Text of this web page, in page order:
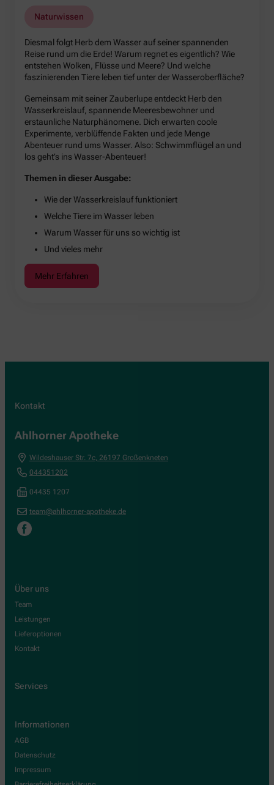
Naturwissen
Diesmal folgt Herb dem Wasser auf seiner spannenden
Reise rund um die Erde! Warum regnet es eigentlich? Wie
entstehen Wolken, Flüsse und Meere? Und welche
faszinierenden Tiere leben tief unter der Wasseroberfläche?
Gemeinsam mit seiner Zauberlupe entdeckt Herb den
Wasserkreislauf, spannende Meeresbewohner und
erstaunliche Naturphänomene. Dich erwarten coole
Experimente, verblüffende Fakten und jede Menge
Abenteuer rund ums Wasser. Also: Schwimmflügel an und
los geht’s ins Wasser-Abenteuer!
Themen in dieser Ausgabe:
Wie der Wasserkreislauf funktioniert
Welche Tiere im Wasser leben
Warum Wasser für uns so wichtig ist
Und vieles mehr
Mehr Erfahren
Kontakt
Ahlhorner Apotheke
Wildeshauser Str. 7c, 26197 Großenkneten
044351202
04435 1207
team@ahlhorner-apotheke.de
Über uns
Team
Leistungen
Lieferoptionen
Kontakt
Services
Informationen
AGB
Datenschutz
Impressum